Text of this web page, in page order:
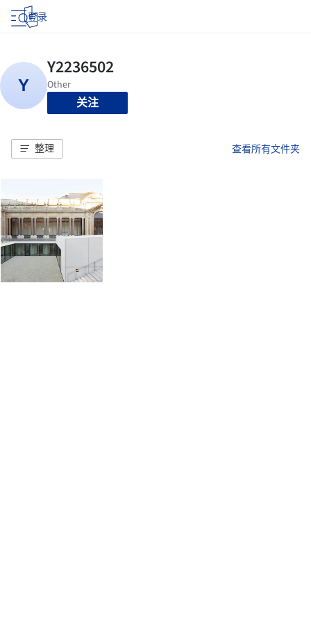
登录
关注
整理 查看所有文件夹